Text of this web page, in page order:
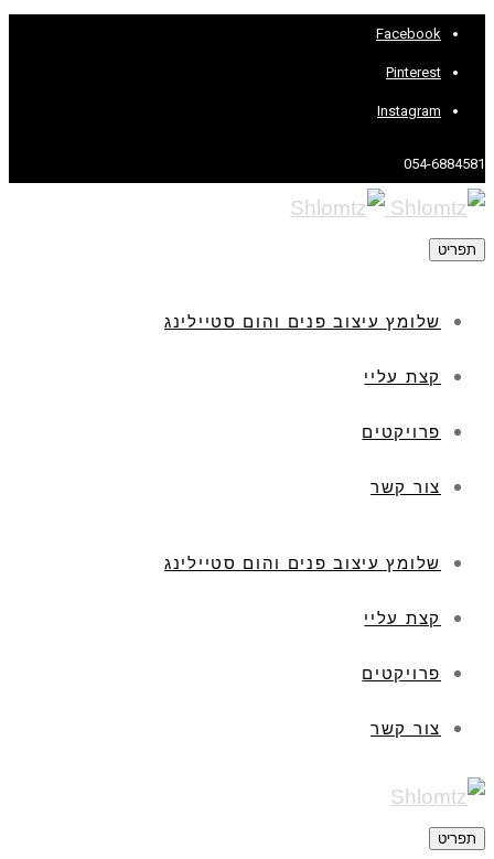
Facebook
Pinterest
Instagram
054-6884581
תפריט
שלומץ עיצוב פנים והום סטיילינג
קצת עליי
פרויקטים
צור קשר
שלומץ עיצוב פנים והום סטיילינג
קצת עליי
פרויקטים
צור קשר
תפריט